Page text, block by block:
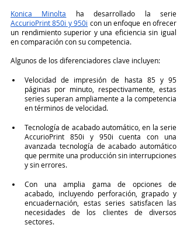
Konica Minolta
AccurioPrint 850i y 950i con un enfoque en ofrecer
un rendimiento superior y una eficiencia sin igual
en comparación con su competencia.
Algunos de los diferenciadores clave incluyen:
Velocidad de impresión de hasta 85 y 95
páginas por minuto, respectivamente, estas
series superan ampliamente a la competencia
en términos de velocidad.
Tecnología de acabado automático, en la serie
AccurioPrint 850i y 950i cuenta con una
avanzada tecnología de acabado automático
que permite una producción sin interrupciones
y sin errores.
Con una amplia gama de opciones de
acabado, incluyendo perforación, grapado y
encuadernación, estas series satisfacen las
necesidades de los clientes de diversos
sectores.